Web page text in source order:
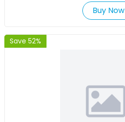
Buy Now
Save 52%